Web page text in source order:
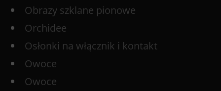
Obrazy szklane pionowe
Orchidee
Osłonki na włącznik i kontakt
Owoce
Owoce